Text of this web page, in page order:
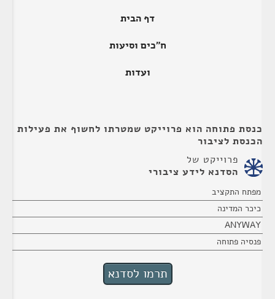
דף הבית
ח"כים וסיעות
ועדות
כנסת פתוחה הוא פרוייקט שמטרתו לחשוף את פעילות
הכנסת לציבור
פרוייקט של
הסדנא לידע ציבורי
מפתח התקציב
כיכר המדינה
ANYWAY
פנסיה פתוחה